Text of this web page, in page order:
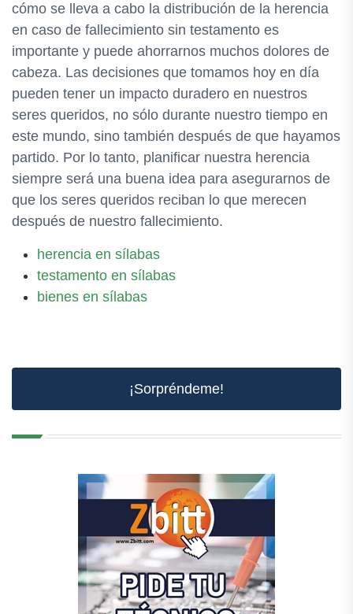
cómo se lleva a cabo la distribución de la herencia
en caso de fallecimiento sin testamento es
importante y puede ahorrarnos muchos dolores de
cabeza. Las decisiones que tomamos hoy en día
pueden tener un impacto duradero en nuestros
seres queridos, no sólo durante nuestro tiempo en
este mundo, sino también después de que hayamos
partido. Por lo tanto, planificar nuestra herencia
siempre será una buena idea para asegurarnos de
que los seres queridos reciban lo que merecen
después de nuestro fallecimiento.
herencia en sílabas
testamento en sílabas
bienes en sílabas
¡Sorpréndeme!